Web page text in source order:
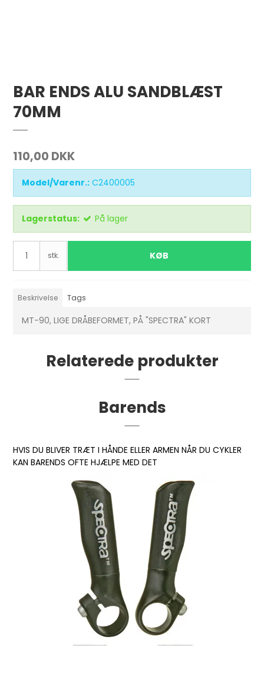
BAR ENDS ALU SANDBLÆST
70MM
110,00 DKK
Model/Varenr.: C2400005
Lagerstatus: På lager
stk. KØB
Beskrivelse Tags
MT-90, LIGE DRÅBEFORMET, PÅ "SPECTRA" KORT
Relaterede produkter
Barends
HVIS DU BLIVER TRÆT I HÅNDE ELLER ARMEN NÅR DU CYKLER
KAN BARENDS OFTE HJÆLPE MED DET